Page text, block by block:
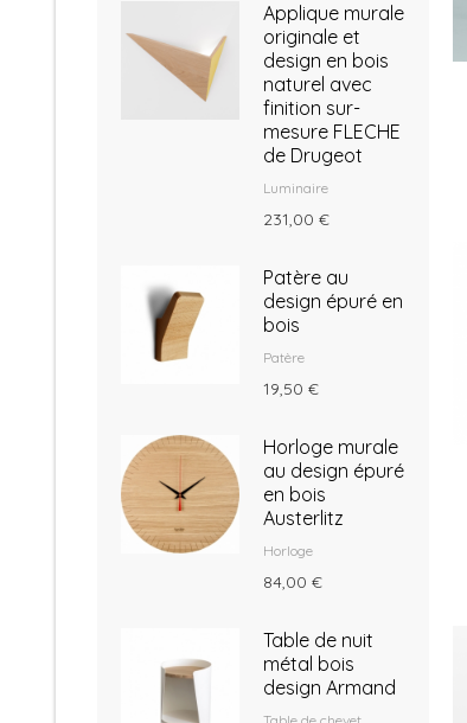
Applique murale
originale et
design en bois
naturel avec
finition sur-
mesure FLECHE
de Drugeot
Luminaire
231,00 €
Patère au
design épuré en
bois
Patère
19,50 €
Horloge murale
au design épuré
en bois
Austerlitz
Horloge
84,00 €
Table de nuit
métal bois
design Armand